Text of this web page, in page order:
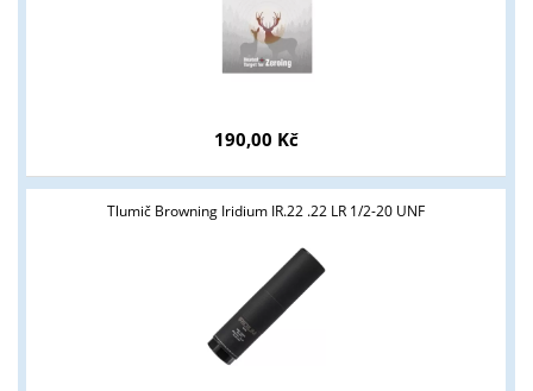
190,00 Kč
Tlumič Browning Iridium IR.22 .22 LR 1/2-20 UNF
podnikatelům v oblasti zbraně a střelivo. Splňujete tyto
podmínky?
ANO NE